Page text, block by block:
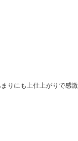
りにも上仕上がりで感激